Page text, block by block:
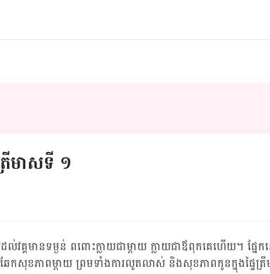
មាសទី ១
គ​មាន​ទម្ងន់ ពពោះ​ក្លាយ​ជា​ម្ដាយ ក្លាយ​ជា​ឪពុក​គេ​ហើយ។ ផ្នែក​
ឆែក​សុខភាព​ម្ដាយ ព្រម​ទាំង​ការ​លូតលាស់ និង​សុខភាព​កូន​ក្នុង​ផ្ទៃ​ត្